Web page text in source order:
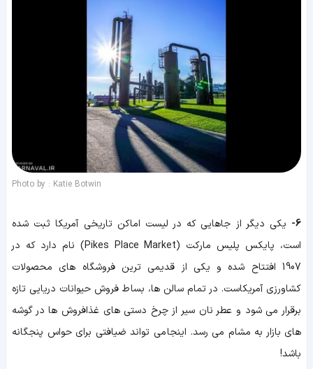
Photo by : Katie Botwin
6-
یکی دیگر از جاهایی که در لیست اماکن تاریخی آمریکا ثبت شده
است، پایکس پلیس مارکت (Pikes Place Market) نام دارد که در
1907 افتتاح شده و یکی از قدیمی ترین فروشگاه های محصولات
کشاورزی آمریکاست. در تمام سالن ها، بساط فروش حیوانات دریایی تازه
برقرار می شود و عطر نان سیر از چرخ دستی های غذافروش ها در گوشه
های بازار به مشام می رسد. اینجا می تواند ضیافتی برای حواس پنجگانه
باشد!